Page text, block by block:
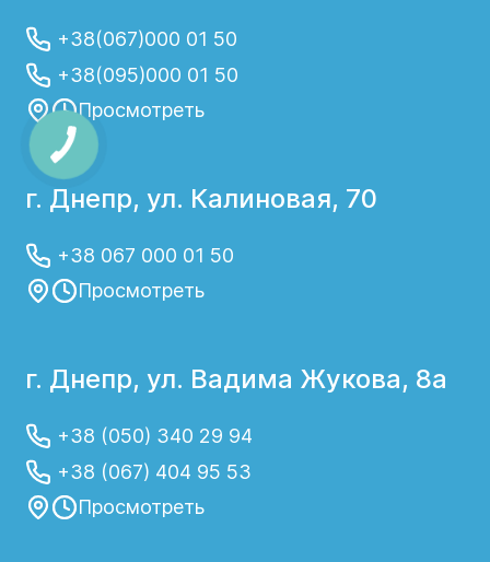
+38(067)000 01 50
+38(095)000 01 50
Просмотреть
г. Днепр, ул. Калиновая, 70
+38 067 000 01 50
Просмотреть
г. Днепр, ул. Вадима Жукова, 8а
+38 (050) 340 29 94
+38 (067) 404 95 53
Просмотреть